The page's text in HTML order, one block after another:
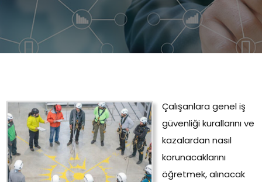
Çalışanlara genel iş
güvenliği kurallarını ve
kazalardan nasıl
korunacaklarını
öğretmek, alınacak